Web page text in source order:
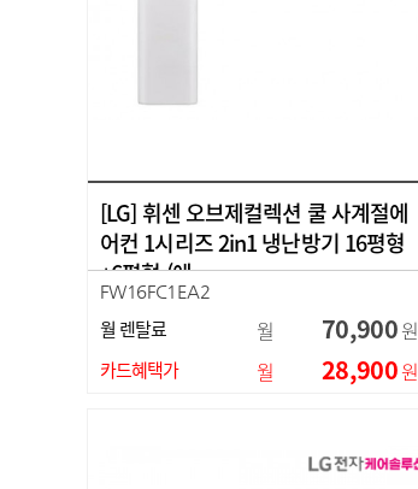
[LG] 휘센 오브제컬렉션 쿨 사계절에
어컨 1시리즈 2in1 냉난방기 16평형
+6평형 (에…
FW16FC1EA2
월 렌탈료 월 70,900원
카드혜택가 월 28,900원